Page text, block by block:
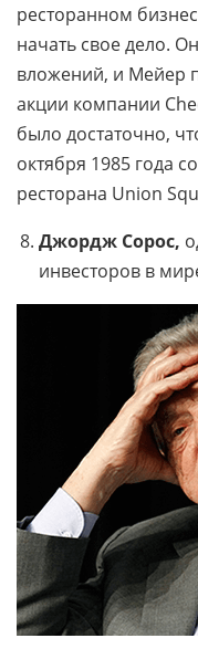
ресторанном
начать свое дело.
вложений, и Мейер
акции компании
было достаточно,
октября 1985 года
ресторана Union
Джордж Сорос,
инвесторов в